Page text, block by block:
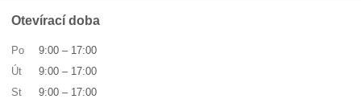
Otevírací doba
Po 9:00 – 17:00
Út
9:00 – 17:00
St
9:00 – 17:00